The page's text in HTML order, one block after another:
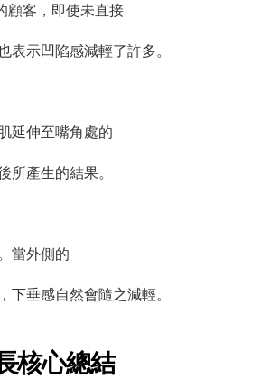
顧客，即使未直接
表示凹陷感減輕了許多。
延伸至嘴角處的
所產生的結果。
當外側的
下垂感自然會隨之減輕。
核心總結